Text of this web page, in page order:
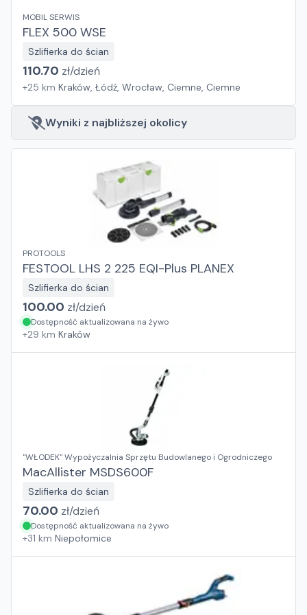
MOBIL SERWIS
FLEX 500 WSE
Szlifierka do ścian
110.70 zł/dzień
+25 km Kraków, Łódź, Wrocław, Ciemne, Ciemne
Wyniki z najbliższej okolicy
PROTOOLS
FESTOOL LHS 2 225 EQI-Plus PLANEX
Szlifierka do ścian
100.00 zł/dzień
Dostępność aktualizowana na żywo
+29 km Kraków
"WŁODEK" Wypożyczalnia Sprzętu Budowlanego i Ogrodniczego
MacAllister MSDS600F
Szlifierka do ścian
70.00 zł/dzień
Dostępność aktualizowana na żywo
+31 km Niepołomice